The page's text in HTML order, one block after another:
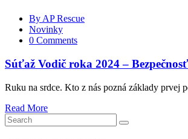
By AP Rescue
Novinky
0 Comments
Súťaž Vodič roka 2024 –
Ruku na srdce. Kto z nás pozná základy prvej
Read More